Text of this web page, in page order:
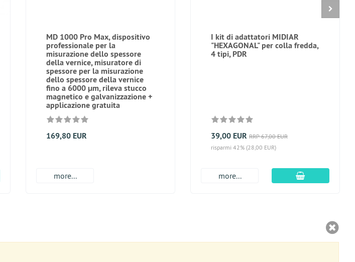
al carrello
MD 1000 Pro Max, dispositivo
professionale per la
misurazione dello spessore
della vernice, misuratore di
spessore per la misurazione
dello spessore della vernice
fino a 6000 μm, rileva stucco
magnetico e galvanizzazione +
applicazione gratuita
169,80 EUR
more...
I kit di adattatori MIDIAR
"HEXAGONAL" per colla fredda,
4 tipi, PDR
39,00 EUR RRP 67,00 EUR
risparmi 42% (28,00 EUR)
more... aggiungi al